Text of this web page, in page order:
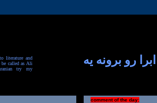
literature and
be called as Ali
try my
رو برونه یه
comment of the day: